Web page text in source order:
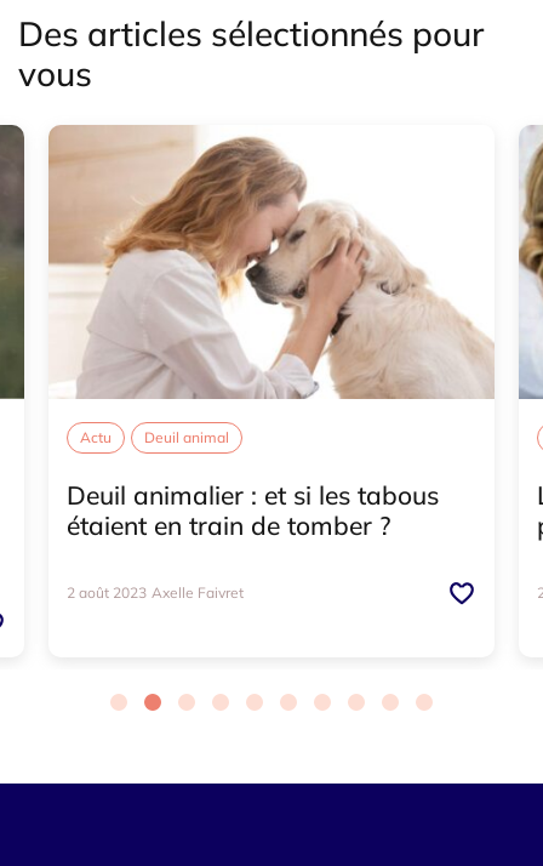
Des articles sélectionnés pour
vous
Actu Deuil animal
Deuil animalier : et si les tabous
étaient en train de tomber ?
2 août 2023 Axelle Faivret